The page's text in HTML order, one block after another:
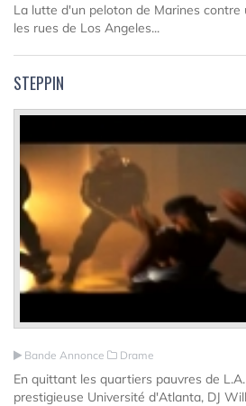
La lutte d'un peloton de Marines contre
les rues de Los Angeles...
STEPPIN
Bande Annonce Drame
En quittant les quartiers pauvres de
prestigieuse Université d'Atlanta, DJ